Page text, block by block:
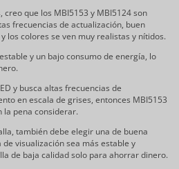
que los MBI5153 y MBI5124 son
frecuencias de actualización, buen
los colores se ven muy realistas y nítidos.
y un bajo consumo de energía, lo
y busca altas frecuencias de
en escala de grises, entonces MBI5153
la pena considerar.
también debe elegir una de buena
visualización sea más estable y
de baja calidad solo para ahorrar dinero.